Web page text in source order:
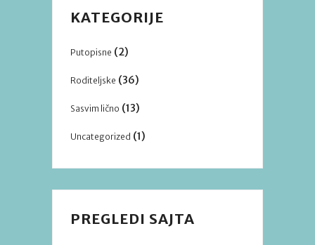
KATEGORIJE
Putopisne (2)
Roditeljske (36)
Sasvim lično (13)
Uncategorized (1)
PREGLEDI SAJTA